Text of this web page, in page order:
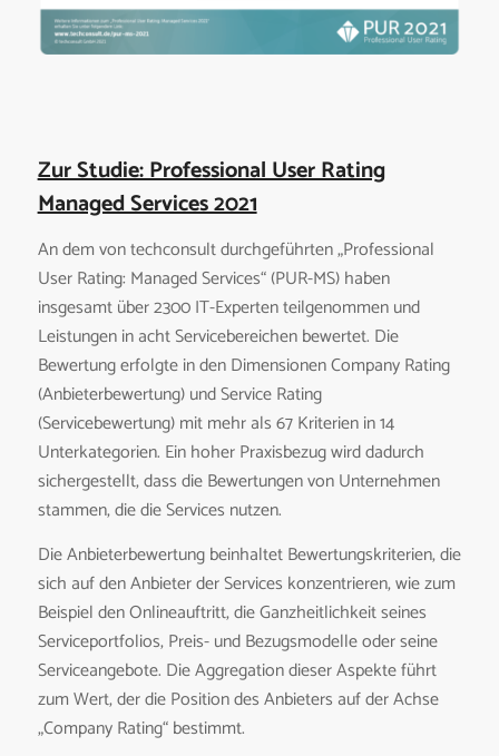
Zur Studie: Professional User Rating
Managed Services 2021
An dem von techconsult durchgeführten „Professional
User Rating: Managed Services“ (PUR-MS) haben
insgesamt über 2300 IT-Experten teilgenommen und
Leistungen in acht Servicebereichen bewertet. Die
Bewertung erfolgte in den Dimensionen Company Rating
(Anbieterbewertung) und Service Rating
(Servicebewertung) mit mehr als 67 Kriterien in 14
Unterkategorien. Ein hoher Praxisbezug wird dadurch
sichergestellt, dass die Bewertungen von Unternehmen
stammen, die die Services nutzen.
Die Anbieterbewertung beinhaltet Bewertungskriterien, die
sich auf den Anbieter der Services konzentrieren, wie zum
Beispiel den Onlineauftritt, die Ganzheitlichkeit seines
Serviceportfolios, Preis- und Bezugsmodelle oder seine
Serviceangebote. Die Aggregation dieser Aspekte führt
zum Wert, der die Position des Anbieters auf der Achse
„Company Rating“ bestimmt.